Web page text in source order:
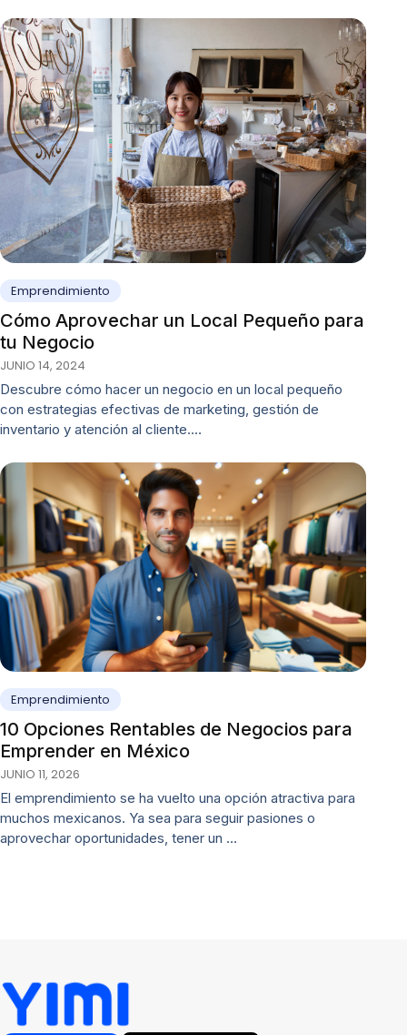
Emprendimiento
Cómo Aprovechar un Local Pequeño para
tu Negocio
JUNIO 14, 2024
Descubre cómo hacer un negocio en un local pequeño
con estrategias efectivas de marketing, gestión de
inventario y atención al cliente.…
Emprendimiento
10 Opciones Rentables de Negocios para
Emprender en México
JUNIO 11, 2026
El emprendimiento se ha vuelto una opción atractiva para
muchos mexicanos. Ya sea para seguir pasiones o
aprovechar oportunidades, tener un …